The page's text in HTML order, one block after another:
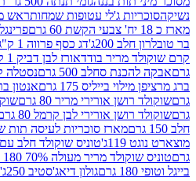
ג'לי עטופות שמחותראש משוגע תות 40 גרם
פרינגלס פלפל הבאנרס
200ג'
דג כסף פרווה 1 ק"ג דג זהב חלבי- 1
מריר בודדאורז לבן דביק 1 ק"ג
סחלב 500 גרם
נסטלה קורנפלקס ללא
בייליס 175 גרם
אורירי מריר 80 גרם
אורירי לבן קרמל 80 גרם
עוגיות
מארז סוכריות לעיסה תות שדה ודומדמניות
מריר מעולה 70% 180 גרם
טוניס
גולון דיאג'סטיב 250ג'
גולון